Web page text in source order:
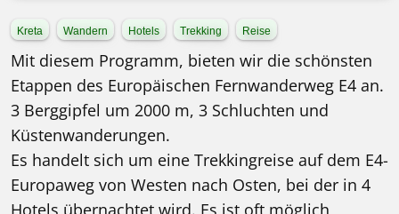
Kreta Wandern Hotels Trekking Reise
Mit diesem Programm, bieten wir die schönsten
Etappen des Europäischen Fernwanderweg E4 an.
3 Berggipfel um 2000 m, 3 Schluchten und
Küstenwanderungen.
Es handelt sich um eine Trekkingreise auf dem E4-
Europaweg von Westen nach Osten, bei der in 4